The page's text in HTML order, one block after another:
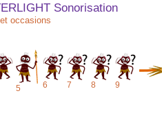
Sonorisation
occasions
5 6 7 8 9